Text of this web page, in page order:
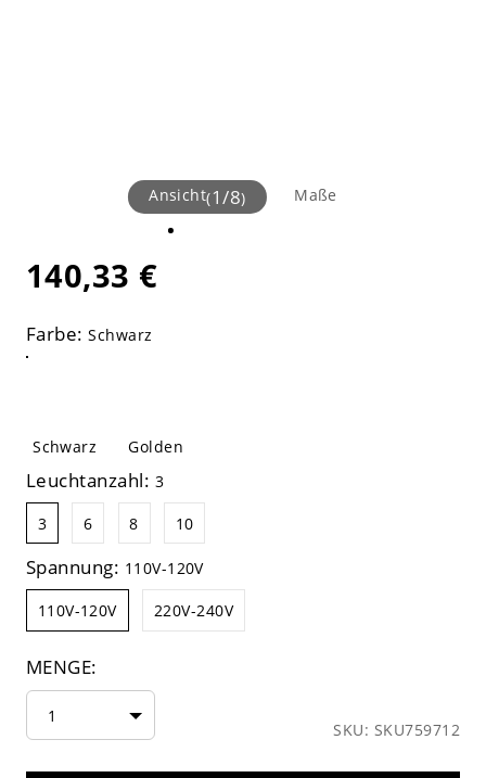
Ansicht(1/8) Maße
140,33 €
Farbe:Schwarz
Schwarz Golden
Leuchtanzahl: 3
3 6 8 10
Spannung: 110V-120V
110V-120V 220V-240V
MENGE:
1
SKU: SKU759712